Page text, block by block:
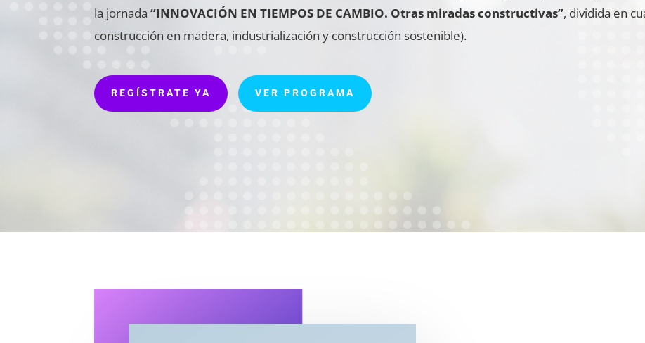
la jornada“INNOVACIÓN EN TIEMPOS DE CAMBIO. Otras miradas constructivas”, dividida en
construcción en madera, industrialización y construcción sostenible).
REGÍSTRATE YA VER PROGRAMA